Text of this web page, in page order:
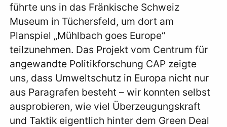
führte uns in das Fränkische Schweiz
Museum in Tüchersfeld, um dort am
Planspiel „Mühlbach goes Europe“
teilzunehmen. Das Projekt vom Centrum für
angewandte Politikforschung CAP zeigte
uns, dass Umweltschutz in Europa nicht nur
aus Paragrafen besteht – wir konnten selbst
ausprobieren, wie viel Überzeugungskraft
und Taktik eigentlich hinter dem Green Deal